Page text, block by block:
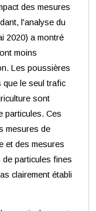
des mesures
l'analyse du
2020) a montré
moins
Les poussières
le seul trafic
sont
particules. Ces
mesures de
et des mesures
particules fines
clairement établi